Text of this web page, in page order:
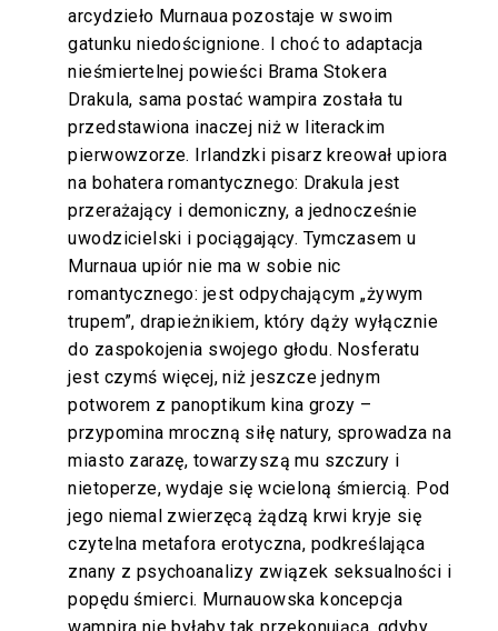
arcydzieło Murnaua pozostaje w swoim
gatunku niedoścignione. I choć to adaptacja
nieśmiertelnej powieści Brama Stokera
Drakula, sama postać wampira została tu
przedstawiona inaczej niż w literackim
pierwowzorze. Irlandzki pisarz kreował upiora
na bohatera romantycznego: Drakula jest
przerażający i demoniczny, a jednocześnie
uwodzicielski i pociągający. Tymczasem u
Murnaua upiór nie ma w sobie nic
romantycznego: jest odpychającym „żywym
trupem”, drapieżnikiem, który dąży wyłącznie
do zaspokojenia swojego głodu. Nosferatu
jest czymś więcej, niż jeszcze jednym
potworem z panoptikum kina grozy –
przypomina mroczną siłę natury, sprowadza na
miasto zarazę, towarzyszą mu szczury i
nietoperze, wydaje się wcieloną śmiercią. Pod
jego niemal zwierzęcą żądzą krwi kryje się
czytelna metafora erotyczna, podkreślająca
znany z psychoanalizy związek seksualności i
popędu śmierci. Murnauowska koncepcja
wampira nie byłaby tak przekonująca, gdyby